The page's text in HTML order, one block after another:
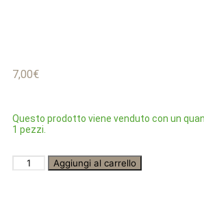
7,00€
Questo prodotto viene venduto con un
1 pezzi.
Aggiungi al carrello